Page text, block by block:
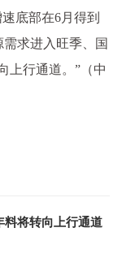
底部在6月得到
求进入旺季、国
上行通道。”（中
料将转向上行通道